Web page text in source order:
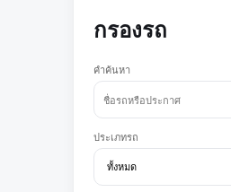
กรองรถ
คำค้นหา
ประเภทรถ